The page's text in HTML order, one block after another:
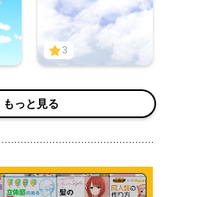
3
もっと見る